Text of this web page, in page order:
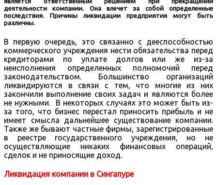
деятельности компании. Она влечет за собой определенные
последствия. Причины ликвидации предприятия могут быть
различны.
В первую очередь, это связанно с дееспособностью
коммерческого учреждения нести обязательства перед
кредиторами по уплате долгов или же из-за
неисполнения определенных полномочий перед
законодательством. Большинство организаций
ликвидируются в связи с тем, что многие из них
закончили выполнение своих задач и являются более
не нужными. В некоторых случаях это может быть из-
за того, что бизнес перестал приносить прибыль и не
имеет смысла дальнейшее существование компании.
Также же бывают частные фирмы, зарегистрированные
в реестре государственного учреждения, но не
осуществляющие никаких финансовых операций,
сделок и не приносящие доход.
Ликвидация компании в Сингапуре